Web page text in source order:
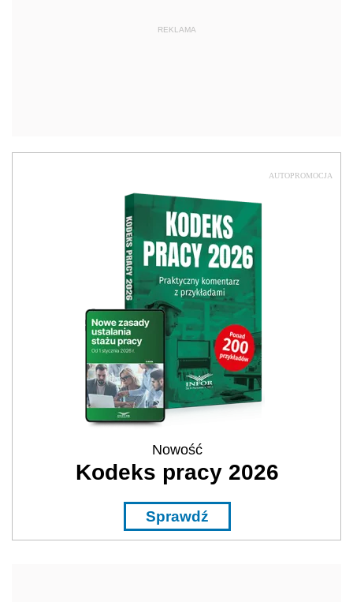
REKLAMA
AUTOPROMOCJA
Nowość
Kodeks pracy 2026
Sprawdź